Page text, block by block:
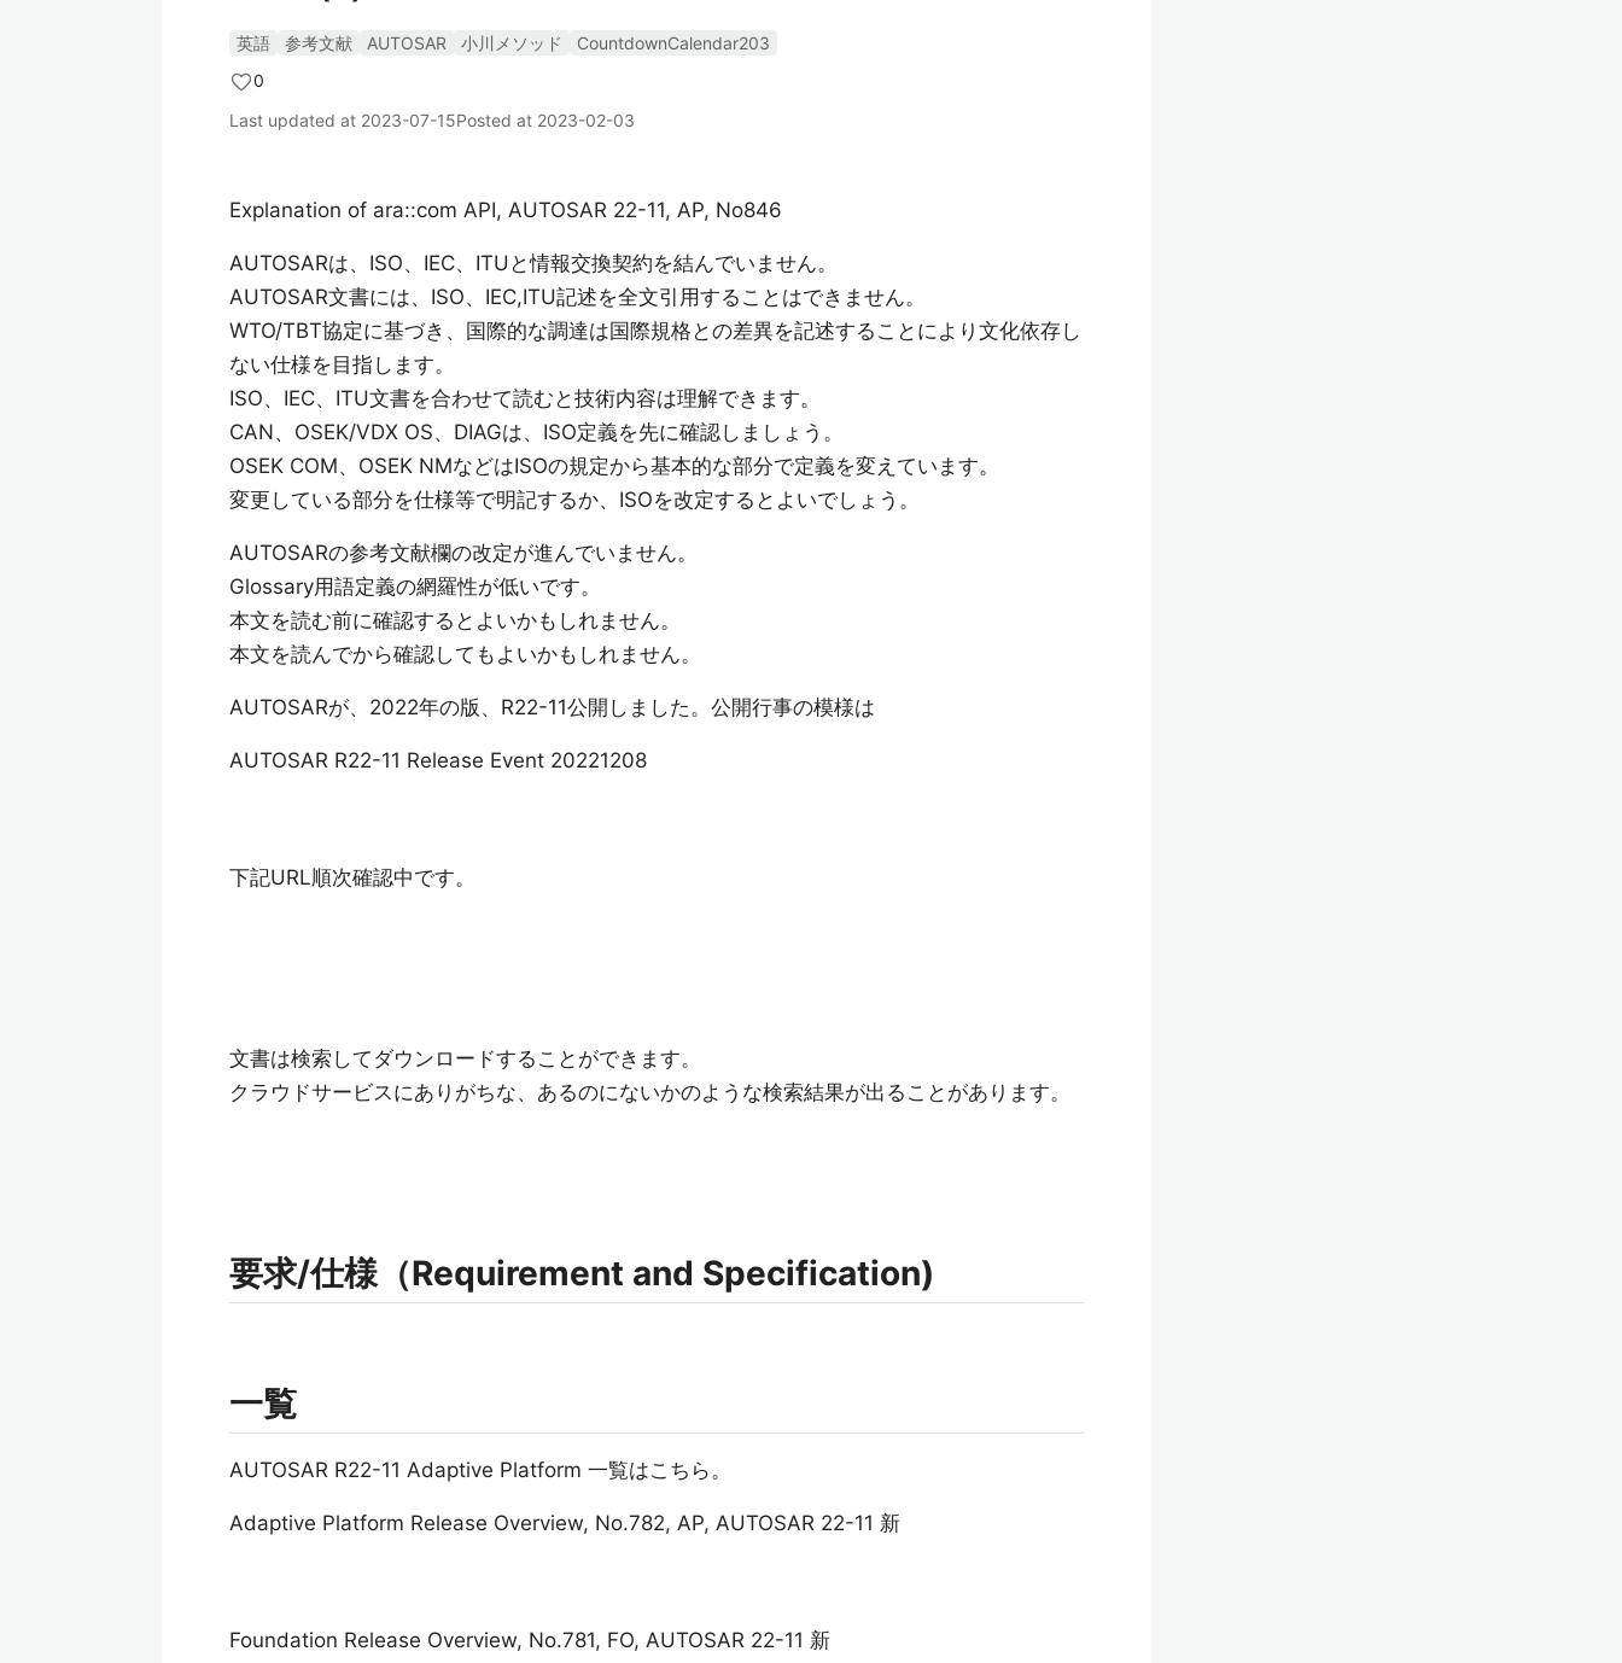
英語 参考文献 AUTOSAR 小川メソッド
CountdownCalendar203
0
Last updated at 2023-07-15Posted at 2023-02-03
Explanation of ara::com API, AUTOSAR 22-11, AP, No846
AUTOSARは、ISO、IEC、ITUと情報交換契約を結んでいません。
AUTOSAR文書には、ISO、IEC,ITU記述を全文引用することはできません。
WTO/TBT協定に基づき、国際的な調達は国際規格との差異を記述することにより文化依存し
ない仕様を目指します。
ISO、IEC、ITU文書を合わせて読むと技術内容は理解できます。
CAN、OSEK/VDX OS、DIAGは、ISO定義を先に確認しましょう。
OSEK COM、OSEK NMなどはISOの規定から基本的な部分で定義を変えています。
変更している部分を仕様等で明記するか、ISOを改定するとよいでしょう。
AUTOSARの参考文献欄の改定が進んでいません。
Glossary用語定義の網羅性が低いです。
本文を読む前に確認するとよいかもしれません。
本文を読んでから確認してもよいかもしれません。
AUTOSARが、2022年の版、R22-11公開しました。公開行事の模様は
AUTOSAR R22-11 Release Event 20221208
下記URL順次確認中です。
文書は検索してダウンロードすることができます。
クラウドサービスにありがちな、あるのにないかのような検索結果が出ることがあります。
要求/仕様（Requirement and Specification)
一覧
AUTOSAR R22-11 Adaptive Platform 一覧はこちら。
Adaptive Platform Release Overview, No.782, AP, AUTOSAR 22-11 新
Foundation Release Overview, No.781, FO, AUTOSAR 22-11 新